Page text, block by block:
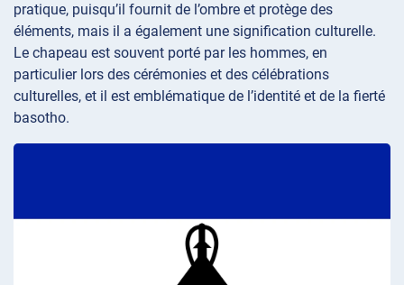
pratique, puisqu’il fournit de l’ombre et protège des
éléments, mais il a également une signification culturelle.
Le chapeau est souvent porté par les hommes, en
particulier lors des cérémonies et des célébrations
culturelles, et il est emblématique de l’identité et de la fierté
basotho.